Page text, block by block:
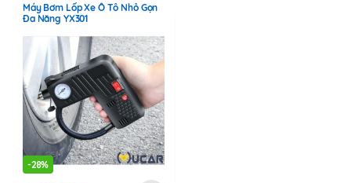
Máy Bơm Lốp Xe Ô Tô Nhỏ Gọn
Đa Năng YX301
-28%